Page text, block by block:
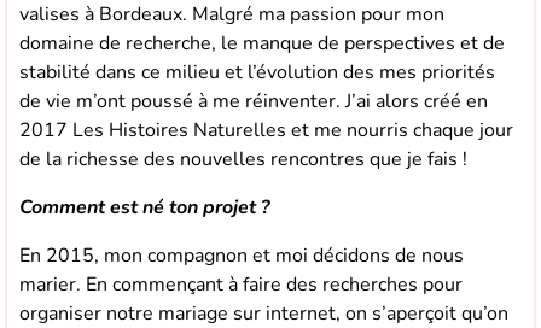
valises à Bordeaux. Malgré ma passion pour mon
domaine de recherche, le manque de perspectives et de
stabilité dans ce milieu et l’évolution des mes priorités
de vie m’ont poussé à me réinventer. J’ai alors créé en
2017 Les Histoires Naturelles et me nourris chaque jour
de la richesse des nouvelles rencontres que je fais !
Comment est né ton projet ?
En 2015, mon compagnon et moi décidons de nous
marier. En commençant à faire des recherches pour
organiser notre mariage sur internet, on s’aperçoit qu’on